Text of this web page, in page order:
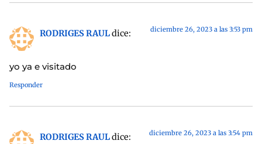
RODRIGES RAULdice: diciembre 26, 2023 a las 3:53 pm
yo ya e visitado
Responder
RODRIGES RAULdice: diciembre 26, 2023 a las 3:54 pm